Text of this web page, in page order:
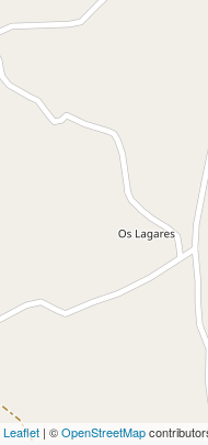
Leaflet| ©OpenStreetMap